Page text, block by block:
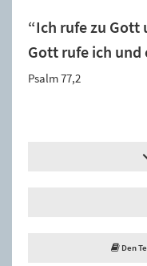
“Ich rufe zu Gott
Gott rufe ich und
Psalm 77,2
Den